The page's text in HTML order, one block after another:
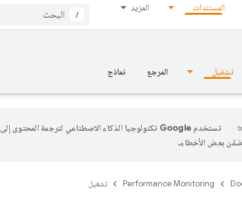
المستندات المزيد
/
تشغيل المرجع نماذج
تستخدم Google تكنولوجيا الذكاء الاصطناعي لترجمة المحتوى إلى
بعض الأخطاء.
Performance Monitoring تشغيل